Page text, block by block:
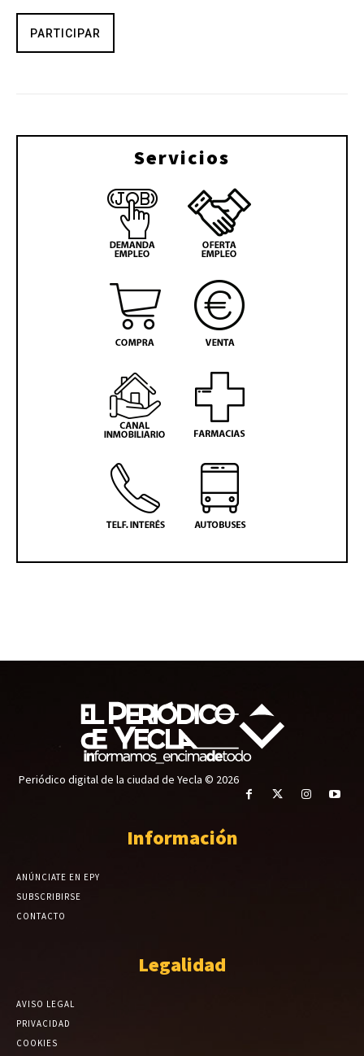
PARTICIPAR
Servicios
Periódico digital de la ciudad de Yecla © 2026
Información
ANÚNCIATE EN EPY
SUBSCRIBIRSE
CONTACTO
Legalidad
AVISO LEGAL
PRIVACIDAD
COOKIES